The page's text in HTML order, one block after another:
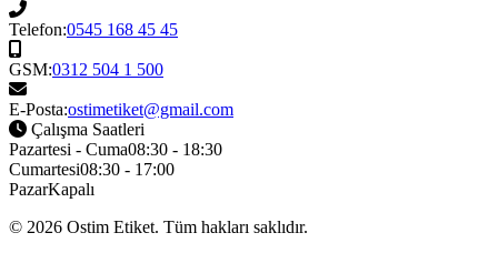
Telefon:0545 168 45 45
GSM:0312 504 1 500
E-Posta:ostimetiket@gmail.com
Çalışma Saatleri
Pazartesi - Cuma08:30 - 18:30
Cumartesi08:30 - 17:00
PazarKapalı
© 2026 Ostim Etiket. Tüm hakları saklıdır.